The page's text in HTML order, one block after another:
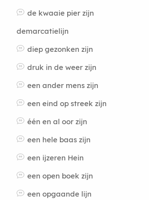
de kwaaie pier zijn
demarcatielijn
diep gezonken zijn
druk in de weer zijn
een ander mens zijn
een eind op streek zijn
één en al oor zijn
een hele baas zijn
een ijzeren Hein
een open boek zijn
een opgaande lijn